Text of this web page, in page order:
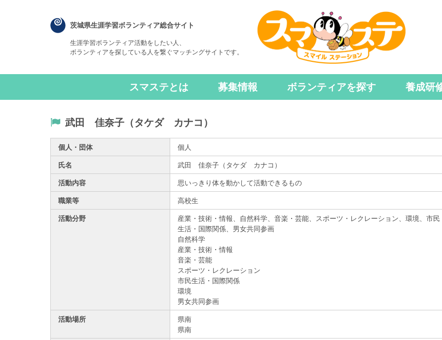
茨城県生涯学習ボランティア総合サイト
生涯学習ボランティア活動をしたい人、
ボランティアを探している人を繋ぐマッチングサイトです。
スマステとは 募集情報 ボランティアを探す 養成研
武田 佳奈子（タケダ カナコ）
個人・団体 個人
氏名 武田 佳奈子（タケダ カナコ）
活動内容 思いっきり体を動かして活動できるもの
職業等 高校生
活動分野
産業・技術・情報、自然科学、音楽・芸能、スポーツ・レクレーション、環境、市民
生活・国際関係、男女共同参画
自然科学
産業・技術・情報
音楽・芸能
スポーツ・レクレーション
市民生活・国際関係
環境
男女共同参画
活動場所
県南
県南